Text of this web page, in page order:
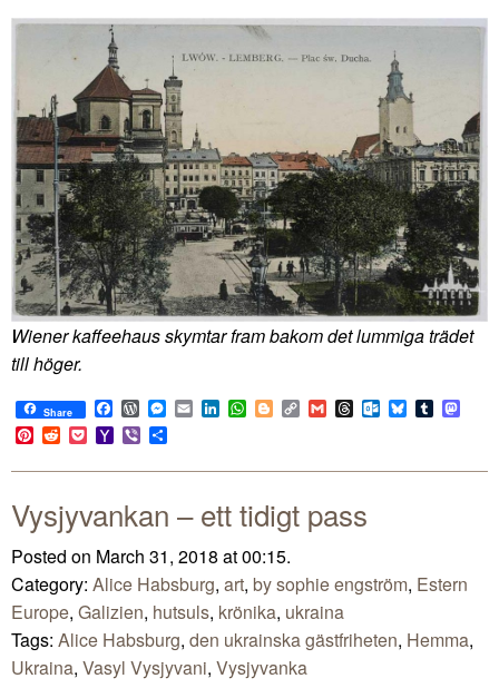
Wiener kaffeehaus skymtar fram bakom det lummiga trädet
till höger.
Share Facebook
WordPress
Messenger
EmailLinkedIn
WhatsApp
BloggerCopy
Link
GmailThreadsOutlook.com
BlueskyTumblr
Pinterest
RedditPocketYahoo
Mail
Viber
Vysjyvankan – ett tidigt pass
Posted on March 31, 2018 at 00:15.
Category: Alice Habsburg, art, by sophie engström, Estern
Europe, Galizien, hutsuls, krönika, ukraina
Tags: Alice Habsburg, den ukrainska gästfriheten, Hemma,
Ukraina, Vasyl Vysjyvani, Vysjyvanka